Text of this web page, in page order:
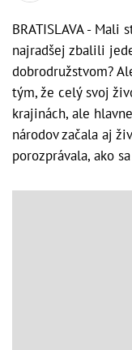
BRATISLAVA - Mali
najradšej zbalili
dobrodružstvom?
tým, že celý svoj
krajinách, ale
národov začala aj
porozprávala, ako